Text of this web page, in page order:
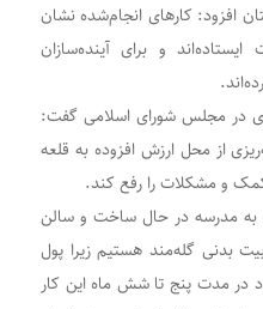
افزود: کارهای انجام‌شده نشان
و برای آینده‌سازان
در مجلس شورای اسلامی گفت:
از محل ارزش افزوده به قلعه
و مشکلات را رفع کند.
به مدرسه در حال ساخت و سالن
بدنی گله‌مند هستیم زیرا پول
در مدت پنج تا شش ماه این کار